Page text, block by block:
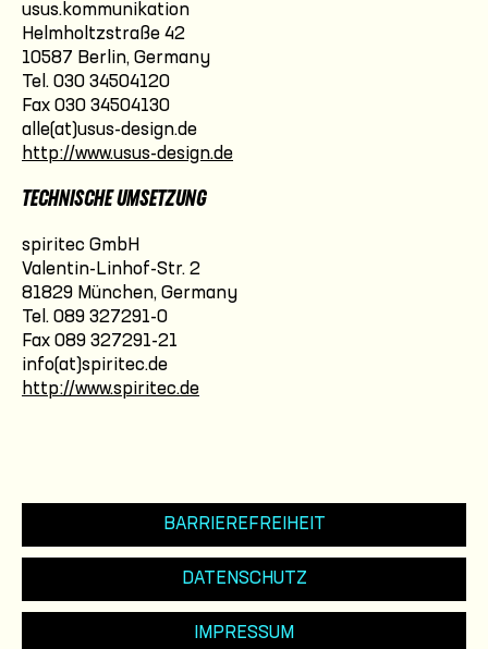
usus.kommunikation
Helmholtzstraße 42
10587 Berlin, Germany
Tel. 030 34504120
Fax 030 34504130
alle(at)usus-design.de
http://www.usus-design.de
TECHNISCHE UMSETZUNG
spiritec GmbH
Valentin-Linhof-Str. 2
81829 München, Germany
Tel. 089 327291-0
Fax 089 327291-21
info(at)spiritec.de
http://www.spiritec.de
BARRIEREFREIHEIT
DATENSCHUTZ
IMPRESSUM